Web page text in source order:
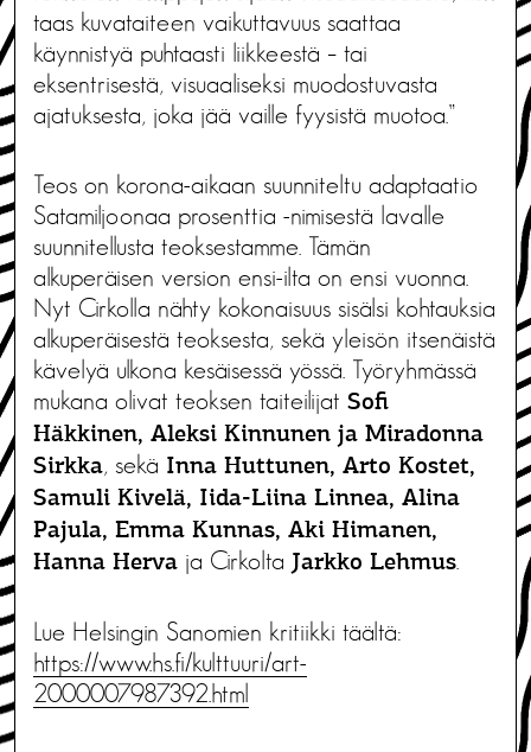
taas kuvataiteen vaikuttavuus saattaa
käynnistyä puhtaasti liikkeestä – tai
eksentrisestä, visuaaliseksi muodostuvasta
ajatuksesta, joka jää vaille fyysistä muotoa.”
Teos on korona-aikaan suunniteltu adaptaatio
Satamiljoonaa prosenttia -nimisestä lavalle
suunnitellusta teoksestamme. Tämän
alkuperäisen version ensi-ilta on ensi vuonna.
Nyt Cirkolla nähty kokonaisuus sisälsi kohtauksia
alkuperäisestä teoksesta, sekä yleisön itsenäistä
kävelyä ulkona kesäisessä yössä. Työryhmässä
mukana olivat teoksen taiteilijat Sofi
Häkkinen, Aleksi Kinnunen ja Miradonna
Sirkka, sekä Inna Huttunen, Arto Kostet,
Samuli Kivelä, Iida-Liina Linnea, Alina
Pajula, Emma Kunnas, Aki Himanen,
Hanna Herva ja Cirkolta Jarkko Lehmus
Lue Helsingin Sanomien kritiikki täältä:
https://www.hs.fi/kulttuuri/art-
2000007987392.html